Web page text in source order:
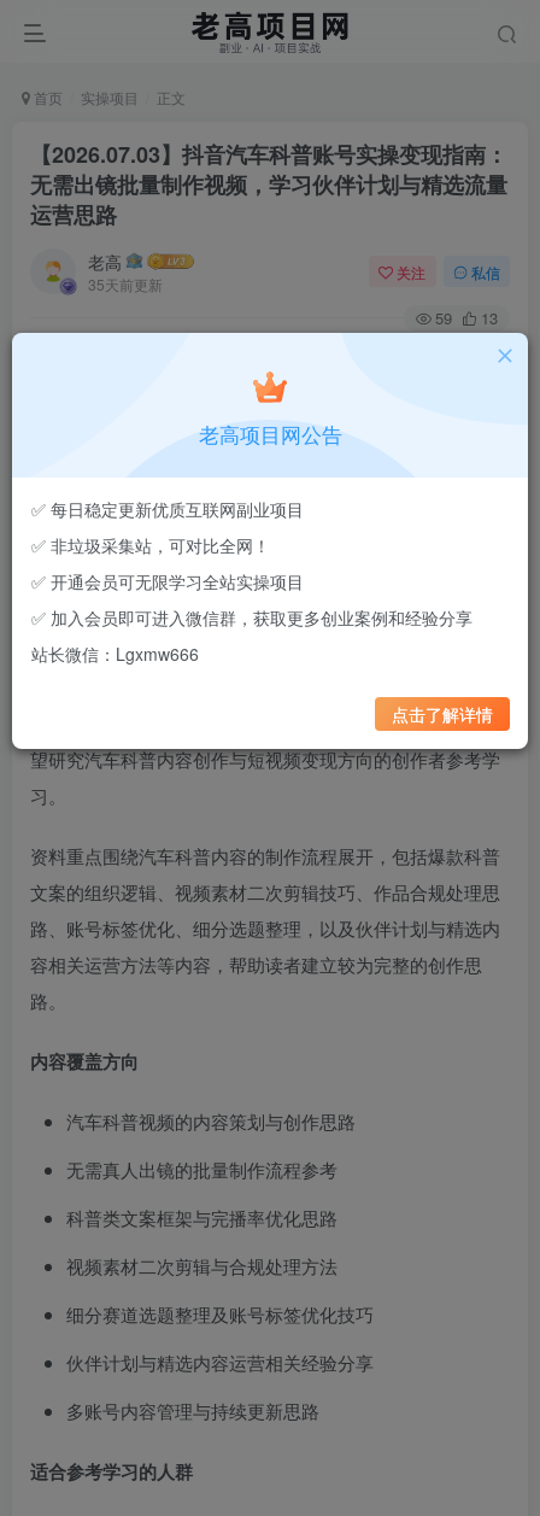
首页 实操项目 正文
【2026.07.03】抖音汽车科普账号实操变现指南：
无需出镜批量制作视频，学习伙伴计划与精选流量
运营思路
老高
35天前更新
关注 私信
59 13
这是一套围绕抖音汽车科普赛道
处理、视频剪辑到账号运营等多个环节进行了梳理，适合希
望研究汽车科普内容创作与短视频变现方向的创作者参考学
习。
资料重点围绕汽车科普内容的制作流程展开，包括爆款科普
文案的组织逻辑、视频素材二次剪辑技巧、作品合规处理思
路、账号标签优化、细分选题整理，以及伙伴计划与精选内
容相关运营方法等内容，帮助读者建立较为完整的创作思
路。
内容覆盖方向
汽车科普视频的内容策划与创作思路
无需真人出镜的批量制作流程参考
科普类文案框架与完播率优化思路
视频素材二次剪辑与合规处理方法
细分赛道选题整理及账号标签优化技巧
伙伴计划与精选内容运营相关经验分享
多账号内容管理与持续更新思路
适合参考学习的人群
老高项目网公告
✅ 每日稳定更新优质互联网副业项目
✅ 非垃圾采集站，可对比全网！
✅ 开通会员可无限学习全站实操项目
✅ 加入会员即可进入微信群，获取更多创业案例和经验分享
站长微信：Lgxmw666
点击了解详情